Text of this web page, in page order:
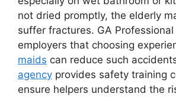
not dried promptly, the elderly
suffer fractures. GA
employers that choosing
maids can reduce such
agency provides safety training
ensure helpers understand the